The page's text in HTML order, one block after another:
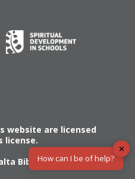
website are licensed
license.
Bible Society
✕
How can I be of help?